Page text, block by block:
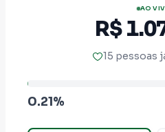
AO
R$
15 pessoas
0.21%